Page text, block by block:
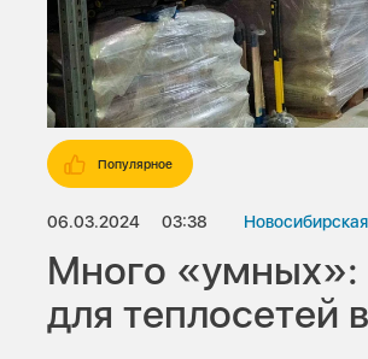
Популярное
06.03.2024 03:38
Много «умных»:
для теплосетей